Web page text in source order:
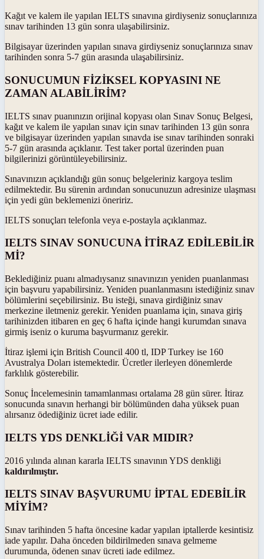
Kağıt ve kalem ile yapılan IELTS sınavına girdiyseniz sonuçlarınıza
sınav tarihinden 13 gün sonra ulaşabilirsiniz.
Bilgisayar üzerinden yapılan sınava girdiyseniz sonuçlarınıza sınav
tarihinden sonra 5-7 gün arasında ulaşabilirsiniz.
SONUCUMUN FİZİKSEL KOPYASINI NE
ZAMAN ALABİLİRİM?
IELTS sınav puanınızın orijinal kopyası olan Sınav Sonuç Belgesi,
kağıt ve kalem ile yapılan sınav için sınav tarihinden 13 gün sonra
ve bilgisayar üzerinden yapılan sınavda ise sınav tarihinden sonraki
5-7 gün arasında açıklanır. Test taker portal üzerinden puan
bilgilerinizi görüntüleyebilirsiniz.
Sınavınızın açıklandığı gün sonuç belgeleriniz kargoya teslim
edilmektedir. Bu sürenin ardından sonucunuzun adresinize ulaşması
için yedi gün beklemenizi öneririz.
IELTS sonuçları telefonla veya e-postayla açıklanmaz.
IELTS SINAV SONUCUNA İTİRAZ EDİLEBİLİR
Mİ?
Beklediğiniz puanı almadıysanız sınavınızın yeniden puanlanması
için başvuru yapabilirsiniz. Yeniden puanlanmasını istediğiniz sınav
bölümlerini seçebilirsiniz. Bu isteği, sınava girdiğiniz sınav
merkezine iletmeniz gerekir. Yeniden puanlama için, sınava giriş
tarihinizden itibaren en geç 6 hafta içinde hangi kurumdan sınava
girmiş iseniz o kuruma başvurmanız gerekir.
İtiraz işlemi için British Council 400 tl, IDP Turkey ise 160
Avustralya Doları istemektedir. Ücretler ilerleyen dönemlerde
farklılık gösterebilir.
Sonuç İncelemesinin tamamlanması ortalama 28 gün sürer. İtiraz
sonucunda sınavın herhangi bir bölümünden daha yüksek puan
alırsanız ödediğiniz ücret iade edilir.
IELTS YDS DENKLİĞİ VAR MIDIR?
2016 yılında alınan kararla IELTS sınavının YDS denkliği
kaldırılmıştır.
IELTS SINAV BAŞVURUMU İPTAL EDEBİLİR
MİYİM?
Sınav tarihinden 5 hafta öncesine kadar yapılan iptallerde kesintisiz
iade yapılır. Daha önceden bildirilmeden sınava gelmeme
durumunda, ödenen sınav ücreti iade edilmez.